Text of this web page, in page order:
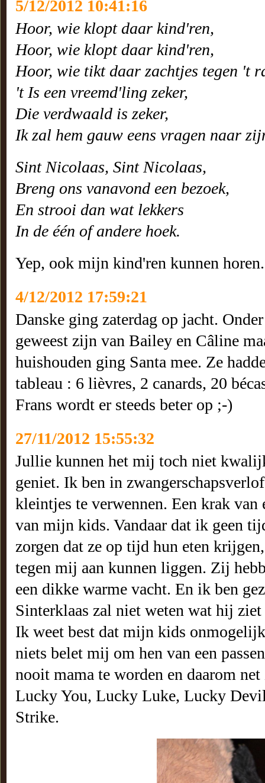
5/12/2012 10:41:16
Hoor, wie klopt daar kind'ren,
Hoor, wie klopt daar kind'ren,
Hoor, wie tikt daar zachtjes tegen 't
't Is een vreemd'ling zeker,
Die verdwaald is zeker,
Ik zal hem gauw eens vragen naar
Sint Nicolaas, Sint Nicolaas,
Breng ons vanavond een bezoek,
En strooi dan wat lekkers
In de één of andere hoek.
Yep, ook mijn kind'ren kunnen
4/12/2012 17:59:21
Danske ging zaterdag op jacht.
geweest zijn van Bailey en Câline
huishouden ging Santa mee. Ze
tableau : 6 lièvres, 2 canards, 20
Frans wordt er steeds beter op ;-)
27/11/2012 15:55:32
Jullie kunnen het mij toch niet
geniet. Ik ben in
kleintjes te verwennen. Een krak
van mijn kids. Vandaar dat ik geen
zorgen dat ze op tijd hun eten
tegen mij aan kunnen liggen. Zij
een dikke warme vacht. En ik ben
Sinterklaas zal niet weten wat hij
Ik weet best dat mijn kids
niets belet mij om hen van een
nooit mama te worden en daarom
Lucky You, Lucky Luke, Lucky
Strike.